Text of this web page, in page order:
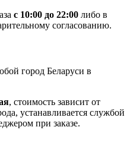
с 10:00 до 22:00 либо в
согласованию.
город Беларуси в
, стоимость зависит от
устанавливается службой
при заказе.